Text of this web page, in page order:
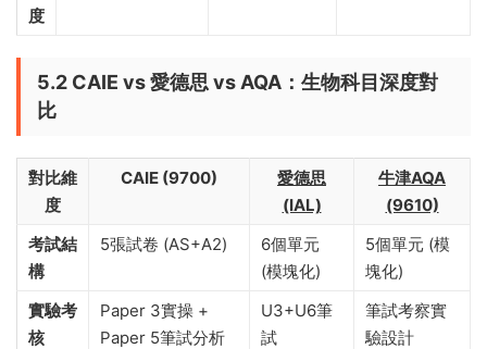
度
5.2 CAIE vs 愛德思 vs AQA：生物科目深度對
比
對比維
度
CAIE (9700)
愛德思
(IAL)
牛津AQA
(9610)
考試結
構
5張試卷 (AS+A2)
6個單元
(模塊化)
5個單元 (模
塊化)
實驗考
核
Paper 3實操 +
Paper 5筆試分析
U3+U6筆
試
筆試考察實
驗設計